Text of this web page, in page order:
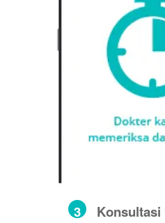
3 Konsultasi